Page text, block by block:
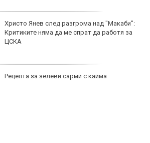
Христо Янев след разгрома над "Макаби":
Критиките няма да ме спрат да работя за
ЦСКА
Рецепта за зелеви сарми с кайма